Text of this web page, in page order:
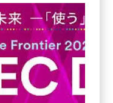
「futureshop」が運
供する、EC特化型情